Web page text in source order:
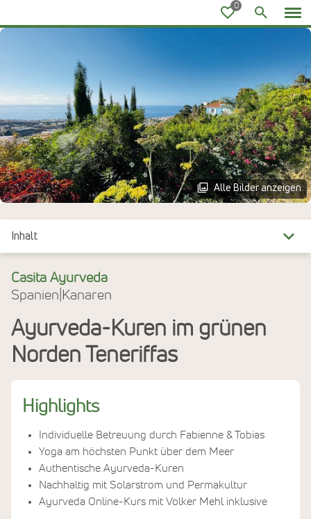
Alle Bilder anzeigen
Inhalt
Überblick
Reiseinfos
Leistungen
Casita Ayurveda
Spanien Kanaren
Ayurveda-Kuren im grünen
Norden Teneriffas
Highlights
Individuelle Betreuung durch Fabienne & Tobias
Yoga am höchsten Punkt über dem Meer
Authentische Ayurveda-Kuren
Nachhaltig mit Solarstrom und Permakultur
Ayurveda Online-Kurs mit Volker Mehl inklusive